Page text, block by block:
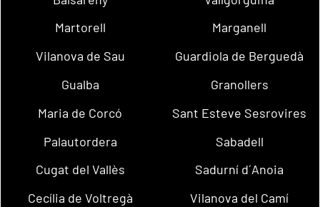
Martorell
Marganell
Vilanova de Sau
Guardiola de Berguedà
Gualba
Granollers
Maria de Corcó
Sant Esteve Sesrovires
Palautordera
Sabadell
Cugat del Vallès
Sadurní d´Anoia
Cecília de Voltregà
Vilanova del Camí